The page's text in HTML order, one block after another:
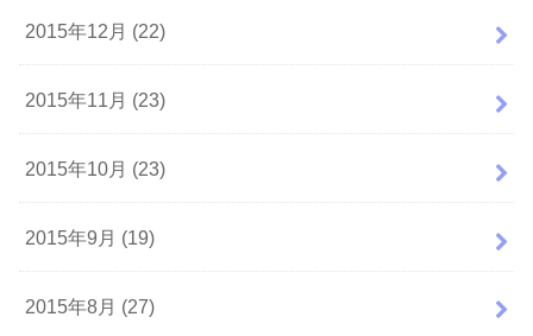
2015年12月 (22)
2015年11月 (23)
2015年10月 (23)
2015年9月 (19)
2015年8月 (27)